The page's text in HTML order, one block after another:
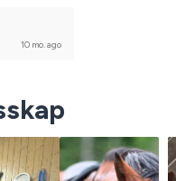
10 mo. ago